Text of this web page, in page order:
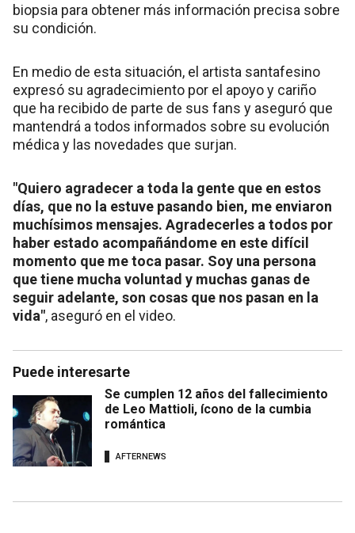
biopsia para obtener más información precisa sobre
su condición.
En medio de esta situación, el artista santafesino
expresó su agradecimiento por el apoyo y cariño
que ha recibido de parte de sus fans y aseguró que
mantendrá a todos informados sobre su evolución
médica y las novedades que surjan.
"Quiero agradecer a toda la gente que en estos
días, que no la estuve pasando bien, me enviaron
muchísimos mensajes. Agradecerles a todos por
haber estado acompañándome en este difícil
momento que me toca pasar. Soy una persona
que tiene mucha voluntad y muchas ganas de
seguir adelante, son cosas que nos pasan en la
vida", aseguró en el video.
Puede interesarte
Se cumplen 12 años del fallecimiento
de Leo Mattioli, ícono de la cumbia
romántica
AFTERNEWS